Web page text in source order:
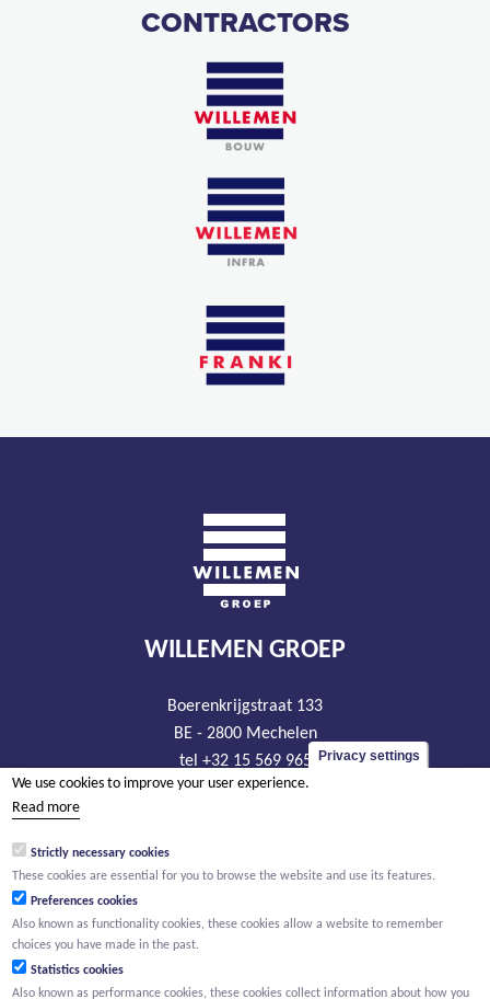
CONTRACTORS
WILLEMEN GROEP
Boerenkrijgstraat 133
BE - 2800 Mechelen
tel +32 15 569 965
groep@willemen.be
RLP Antwerp, department Mechelen
Privacy settings
We use cookies to improve your user experience.
Read more
Strictly necessary cookies
These cookies are essential for you to browse the website and use its features.
Preferences cookies
Also known as functionality cookies, these cookies allow a website to remember
choices you have made in the past.
Statistics cookies
Also known as performance cookies, these cookies collect information about how you